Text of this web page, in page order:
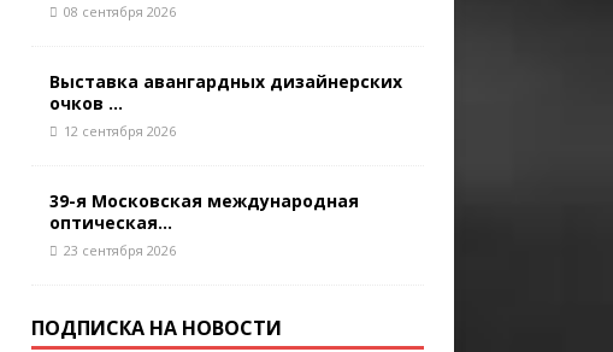
08 сентября 2026
Выставка авангардных дизайнерских
очков ...
12 сентября 2026
39-я Московская международная
оптическая...
23 сентября 2026
ПОДПИСКА НА НОВОСТИ